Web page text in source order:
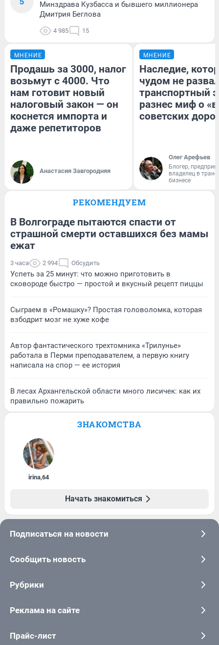
Минздрава Кузбасса и бывшего миллионера
Дмитрия Беглова
4 985 15
МНЕНИЕ
Продашь за 3000, налог
возьмут с 4000. Что
нам готовит новый
налоговый закон — он
коснется импорта и
даже репетиторов
Анастасия Завгородняя
МНЕНИЕ
Наследие,
чудом не
транспортный
разнес миф о
советских
Олег Арефьев
Блогер,
владелец в
бизнесе
РЕКОМЕНДУЕМ
В Волгограде пытаются спасти от
страшной смерти оставшихся без мамы
ежат
3 часа 2 994 Обсудить
Успеть за 25 минут: что можно приготовить в
сковороде быстро — простой и вкусный рецепт пиццы
Сыграем в «Ромашку»? Простая головоломка, которая
взбодрит мозг не хуже кофе
Автор фантастического трехтомника «Трилунье»
работала в Перми преподавателем, а первую книгу
написала на спор — ее история
В лесах Архангельской области много лисичек: как их
правильно пожарить
ЗНАКОМСТВА
irina,64
Начать знакомиться
Подписаться на новости
Сообщить новость
Рубрики
Реклама на сайте
Прайс-лист